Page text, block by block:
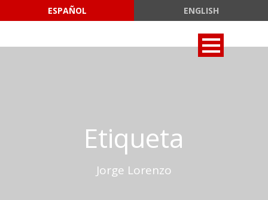
ESPAÑOL ENGLISH
Etiqueta
Jorge Lorenzo